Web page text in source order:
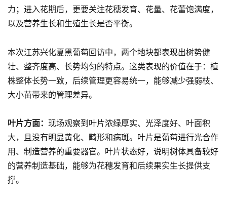
力；进入花期后，更要关注花穗发育、花量、花蕾饱满度，
以及营养生长和生殖生长是否平衡。
本次江苏兴化夏黑葡萄回访中，两个地块都表现出树势健
壮、整齐度高、长势均匀的特点。这类表现的价值在于：植
株整体长势一致，后续管理更容易统一，能够减少强弱枝、
大小苗带来的管理差异。
叶片方面： 现场观察到叶片浓绿厚实、光泽度好、叶面积
大，且没有明显黄化、畸形和病斑。叶片是葡萄进行光合作
用、制造营养的重要器官。叶片状态好，说明树体具备较好
的营养制造基础，能够为花穗发育和后续果实生长提供支
撑。